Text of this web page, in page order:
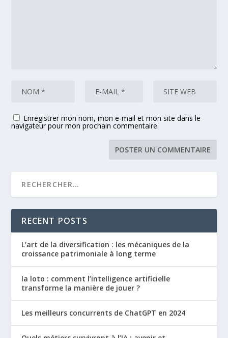
Enregistrer mon nom, mon e-mail et mon site dans le
navigateur pour mon prochain commentaire.
RECENT POSTS
L’art de la diversification : les mécaniques de la
croissance patrimoniale à long terme
Ia loto : comment l’intelligence artificielle
transforme la manière de jouer ?
Les meilleurs concurrents de ChatGPT en 2024